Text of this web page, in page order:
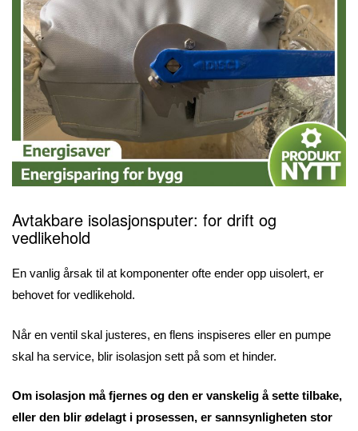
Avtakbare isolasjonsputer: for drift og
vedlikehold
En vanlig årsak til at komponenter ofte ender opp uisolert, er
behovet for vedlikehold.
Når en ventil skal justeres, en flens inspiseres eller en pumpe
skal ha service, blir isolasjon sett på som et hinder.
Om isolasjon må fjernes og den er vanskelig å sette tilbake,
eller den blir ødelagt i prosessen, er sannsynligheten stor